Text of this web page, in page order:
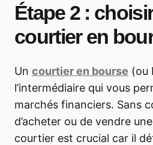
Étape 2 :
courtier en
Un courtier en bourse (ou
l’intermédiaire qui vous
marchés financiers. Sans
d’acheter ou de vendre
courtier est crucial car il